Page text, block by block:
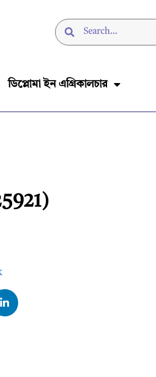
ডিপ্লোমা ইন এগ্রিকালচার